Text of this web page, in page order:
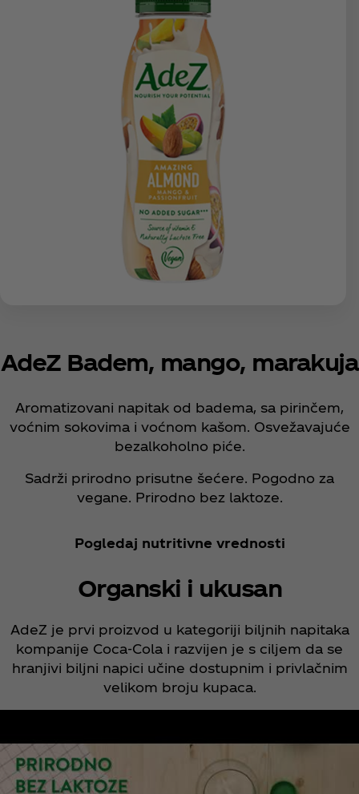
AdeZ Badem, mango, marakuja
Aromatizovani napitak od badema, sa pirinčem,
voćnim sokovima i voćnom kašom. Osvežavajuće
bezalkoholno piće.
Sadrži prirodno prisutne šećere. Pogodno za
vegane. Prirodno bez laktoze.
Pogledaj nutritivne vrednosti
Organski i ukusan
AdeZ je prvi proizvod u kategoriji biljnih napitaka
kompanije Coca‑Cola i razvijen je s ciljem da se
hranjivi biljni napici učine dostupnim i privlačnim
velikom broju kupaca.